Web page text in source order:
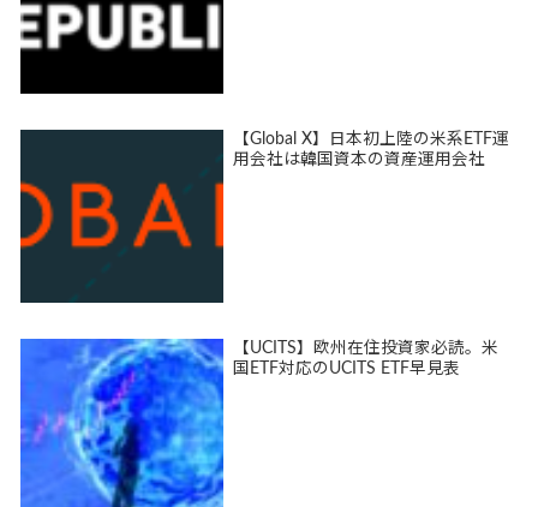
【Global X】日本初上陸の米系ETF運
用会社は韓国資本の資産運用会社
【UCITS】欧州在住投資家必読。米
国ETF対応のUCITS ETF早見表